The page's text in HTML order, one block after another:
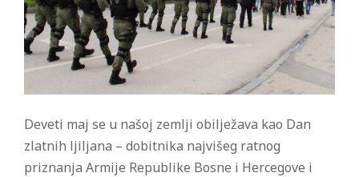
Deveti maj se u našoj zemlji obilježava kao Dan
zlatnih ljiljana – dobitnika najvišeg ratnog
priznanja Armije Republike Bosne i Hercegove i